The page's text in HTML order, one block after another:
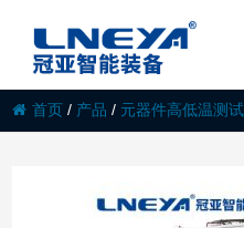
首页 / 产品 / 元器件高低温测试